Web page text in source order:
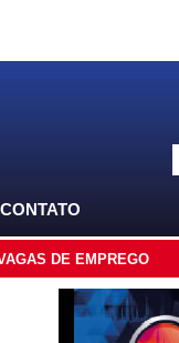
CONTATO
DE EMPREGO